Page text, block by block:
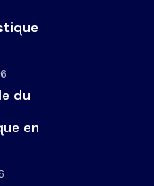
du
en